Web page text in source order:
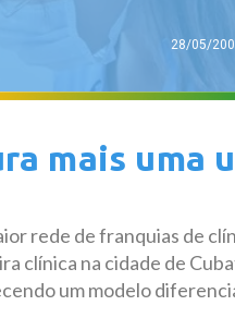
28/05/
mais uma
rede de franquias de
clínica na cidade de
um modelo